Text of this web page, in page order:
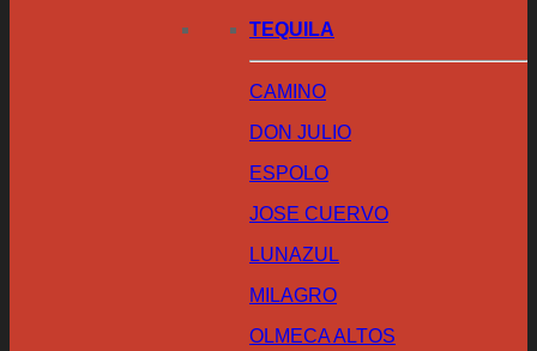
TEQUILA
CAMINO
DON JULIO
ESPOLO
JOSE CUERVO
LUNAZUL
MILAGRO
OLMECA ALTOS